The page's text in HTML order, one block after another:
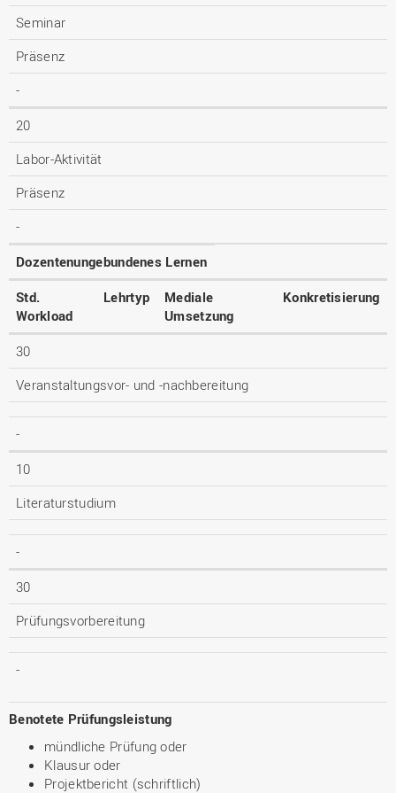
Seminar
Präsenz
-
20
Labor-Aktivität
Präsenz
-
Dozentenungebundenes Lernen
Std.
Workload
Lehrtyp
Mediale
Umsetzung
Konkretisierung
30
Veranstaltungsvor- und -nachbereitung
-
10
Literaturstudium
-
30
Prüfungsvorbereitung
-
Benotete Prüfungsleistung
mündliche Prüfung oder
Klausur oder
Projektbericht (schriftlich)